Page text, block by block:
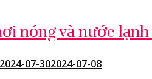
nóng và nước
2024-07-302024-07-08